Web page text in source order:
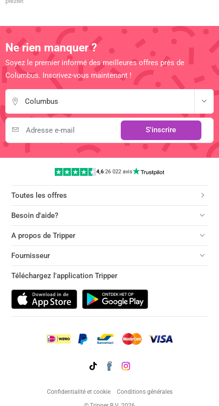
Ne rien manquer ?
Soyez le premier informé des meilleures offres près de
Columbus. Inscrivez-vous maintenant !
Columbus
S'inscrire
4,6 |26 022 avis
Toutes les offres
Besoin d'aide?
A propos de Tripper
Fournisseur
Téléchargez l'application Tripper
Confidentialité et cookie
Conditions générales